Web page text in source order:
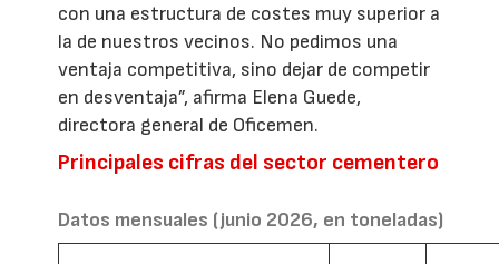
con una estructura de costes muy superior a
la de nuestros vecinos. No pedimos una
ventaja competitiva, sino dejar de competir
en desventaja”, afirma Elena Guede,
directora general de Oficemen.
Principales cifras del sector cementero
Datos mensuales (junio 2026, en toneladas)